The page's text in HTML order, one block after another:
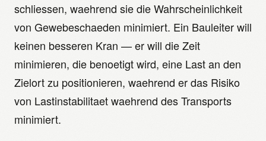
schliessen, waehrend sie die Wahrscheinlichkeit
von Gewebeschaeden minimiert. Ein Bauleiter will
keinen besseren Kran — er will die Zeit
minimieren, die benoetigt wird, eine Last an den
Zielort zu positionieren, waehrend er das Risiko
von Lastinstabilitaet waehrend des Transports
minimiert.